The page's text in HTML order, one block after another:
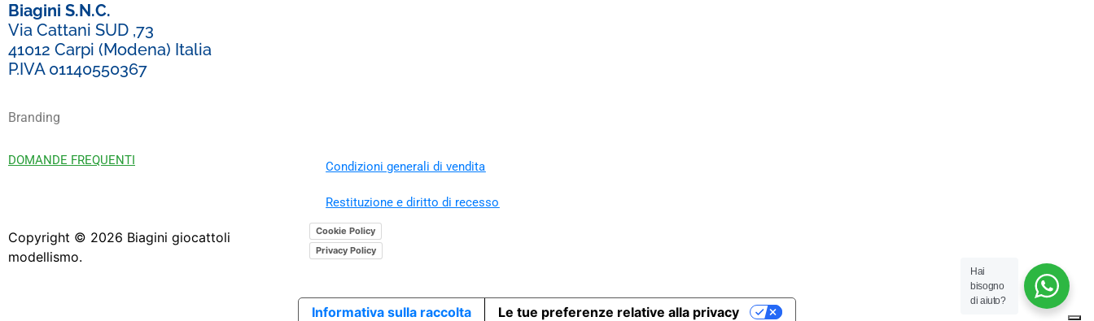
Biagini S.N.C.
Via Cattani SUD ,73
41012 Carpi (Modena) Italia
P.IVA 01140550367
Branding
DOMANDE FREQUENTI Condizioni generali di vendita
Restituzione e diritto di recesso
Copyright © 2026 Biagini giocattoli
modellismo.
Cookie Policy
Privacy Policy
Hai
bisogno
di aiuto?
Informativa sulla raccolta Le tue preferenze relative alla privacy